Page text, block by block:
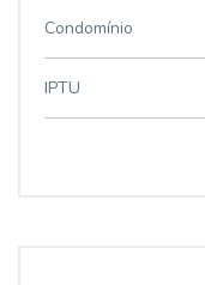
Condomínio
IPTU